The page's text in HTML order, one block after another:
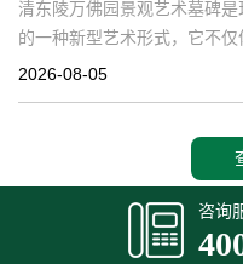
清东陵万佛园景观艺术墓碑
的一种新型艺术形式，它不
尊重和缅怀，更是一种文化艺
2026-08-05
咨询